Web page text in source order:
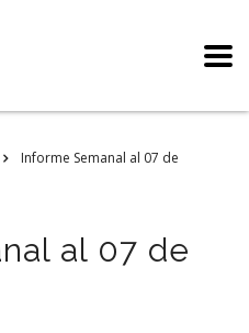
Informe Semanal al 07 de
al 07 de